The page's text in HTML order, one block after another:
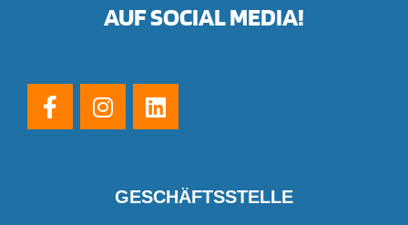
AUF SOCIAL MEDIA!
GESCHÄFTSSTELLE